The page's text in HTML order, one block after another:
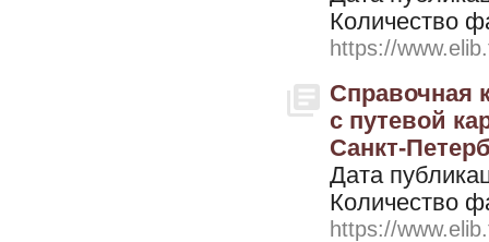
Количество
https://
Справочная
с путевой
Санкт-
Дата
Количество
https://